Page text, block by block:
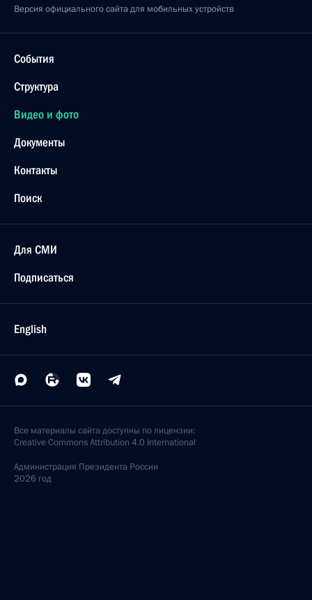
Версия официального сайта для мобильных устройств
События
Структура
Видео и фото
Документы
Контакты
Поиск
Для СМИ
Подписаться
English
Все материалы сайта доступны по лицензии:
Creative Commons Attribution 4.0 International
Администрация Президента России
2026 год